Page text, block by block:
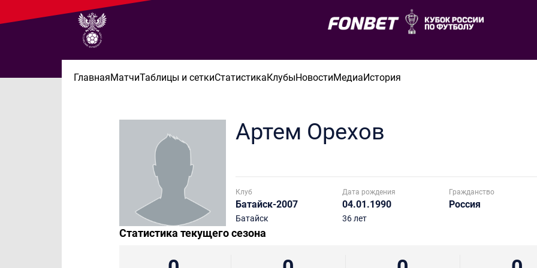
ГлавнаяМатчиТаблицы и сеткиСтатистикаКлубыНовостиМедиаИстория
Артем Орехов
Клуб
Батайск-2007
Батайск
Дата рождения
04.01.1990
36 лет
Гражданство
Россия
Статистика текущего сезона